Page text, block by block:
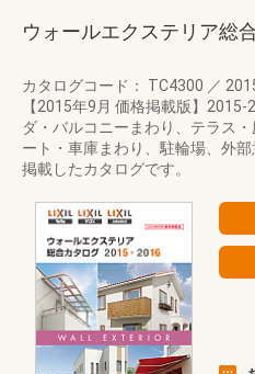
ウォールエクステリア総
カタログコード： TC4300 ／
【2015年9月 価格掲載版】
ダ・バルコニーまわり、テラス
ート・車庫まわり、駐輪場、外
掲載したカタログです。